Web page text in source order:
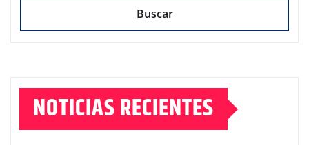
Buscar
NOTICIAS RECIENTES